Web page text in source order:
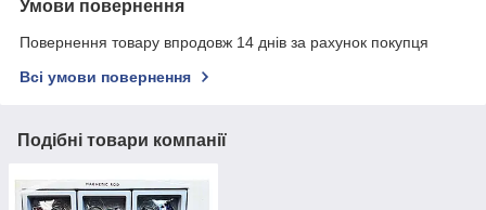
Умови повернення
Повернення товару впродовж 14 днів за рахунок покупця
Всі умови повернення
Подібні товари компанії